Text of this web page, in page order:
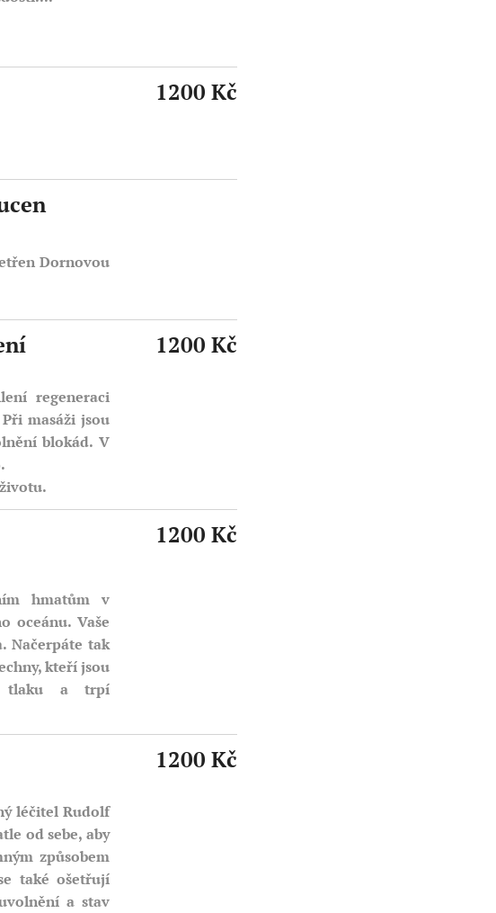
1200 Kč
Dornovou
regeneraci
masáži jsou
blokád. V
1200 Kč
hmatům v
oceánu. Vaše
Načerpáte tak
kteří jsou
tlaku atrpí
1200 Kč
léčitel Rudolf
od sebe, aby
způsobem
také ošetřují
a stav
1200 Kč